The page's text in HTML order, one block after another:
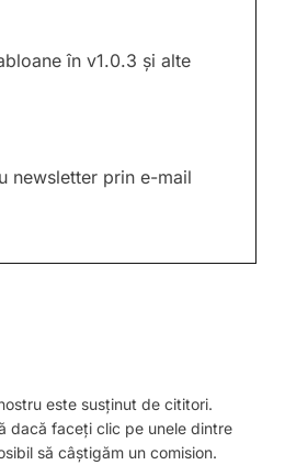
în v1.0.3 și alte
newsletter prin e-mail
este susținut de cititori.
dacă faceți clic pe unele dintre
să câștigăm un comision.